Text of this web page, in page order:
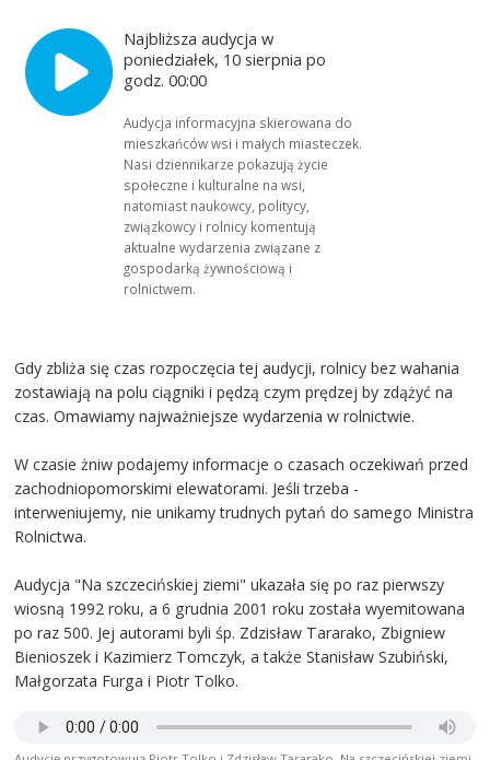
Najbliższa audycja w
poniedziałek, 10 sierpnia po
godz. 00:00
Audycja informacyjna skierowana do
mieszkańców wsi i małych miasteczek.
Nasi dziennikarze pokazują życie
społeczne i kulturalne na wsi,
natomiast naukowcy, politycy,
związkowcy i rolnicy komentują
aktualne wydarzenia związane z
gospodarką żywnościową i
rolnictwem.
Gdy zbliża się czas rozpoczęcia tej audycji, rolnicy bez wahania
zostawiają na polu ciągniki i pędzą czym prędzej by zdążyć na
czas. Omawiamy najważniejsze wydarzenia w rolnictwie.
W czasie żniw podajemy informacje o czasach oczekiwań przed
zachodniopomorskimi elewatorami. Jeśli trzeba -
interweniujemy, nie unikamy trudnych pytań do samego Ministra
Rolnictwa.
Audycja "Na szczecińskiej ziemi" ukazała się po raz pierwszy
wiosną 1992 roku, a 6 grudnia 2001 roku została wyemitowana
po raz 500. Jej autorami byli śp. Zdzisław Tararako, Zbigniew
Bienioszek i Kazimierz Tomczyk, a także Stanisław Szubiński,
Małgorzata Furga i Piotr Tolko.